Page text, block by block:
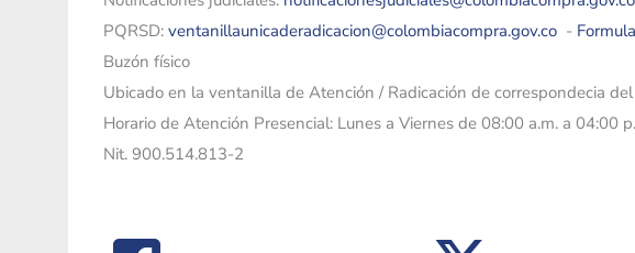
PQRSD: ventanillaunicaderadicacion@colombiacompra.gov.co -
Buzón físico
Ubicado en la ventanilla de Atención / Radicación de correspondecia
Horario de Atención Presencial: Lunes a Viernes de 08:00 a.m. a 04:00
Nit. 900.514.813-2